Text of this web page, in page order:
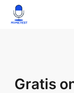
Gratis